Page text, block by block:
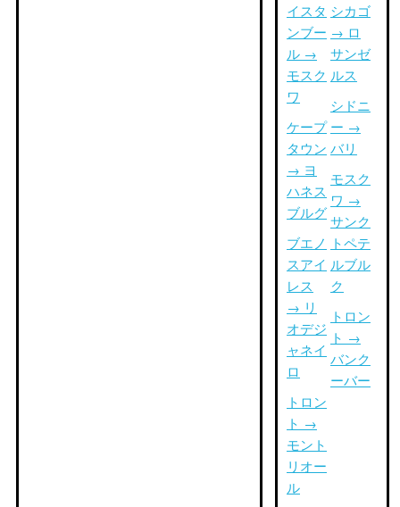
イスタ
ンブー
ル →
モスク
ワ
ケープ
タウン
→ ヨ
ハネス
ブルグ
ブエノ
スアイ
レス
→ リ
オデジ
ャネイ
ロ
トロン
ト →
モント
リオー
ル
シカゴ
→ ロ
サンゼ
ルス
シドニ
ー →
バリ
モスク
ワ →
サンク
トペテ
ルブル
ク
トロン
ト →
バンク
ーバー